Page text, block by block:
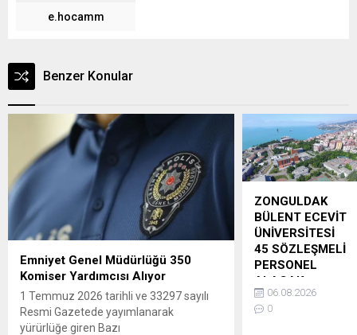
e.hocamm
Benzer Konular
Emniyet Genel Müdürlüğü 350
Komiser Yardımcısı Alıyor
1 Temmuz 2026 tarihli ve 33297 sayılı
Resmi Gazetede yayımlanarak
yürürlüğe giren Bazı
ZONGULDAK
BÜLENT ECEVİT
ÜNİVERSİTESİ
45 SÖZLEŞMELİ
PERSONEL
ALACAK
Üniversite
Rektörlüğüne bağlı
06.08.2026
0